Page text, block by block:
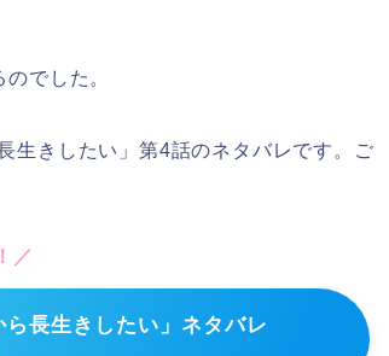
でした。
生きしたい」第4話のネタバレです。ご
／
ら長生きしたい」ネタバレ